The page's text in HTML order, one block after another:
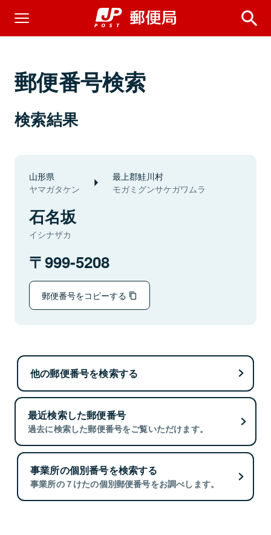
郵便番号検索
検索結果
山形県
ヤマガタケン
最上郡鮭川村
モガミグンサケガワムラ
石名坂
イシナザカ
999-5208
郵便番号をコピーする
他の郵便番号を検索する
最近検索した郵便番号
過去に検索した郵便番号をご覧いただけます。
事業所の個別番号を検索する
事業所の７けたの個別郵便番号をお調べします。